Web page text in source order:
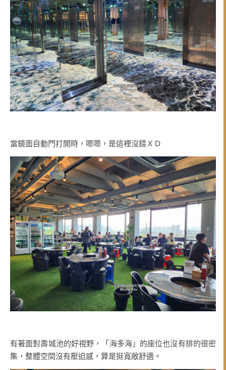
當鏡面自動門打開時，嗯嗯，是這裡沒錯ＸＤ
有著面對壽城池的好視野，「海多海」的座位也沒有排的很密
集，整體空間沒有壓迫感，算是挺寬敞舒適。